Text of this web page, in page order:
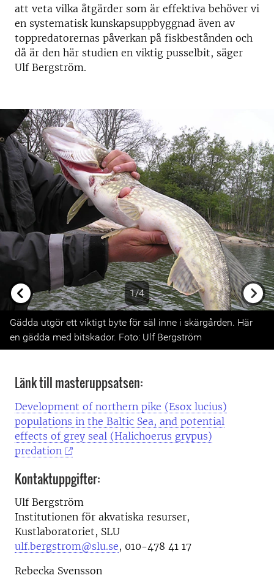
att veta vilka åtgärder som är effektiva behöver vi
en systematisk kunskapsuppbyggnad även av
toppredatorernas påverkan på fiskbestånden och
då är den här studien en viktig pusselbit, säger
Ulf Bergström.
1/4
Previous
Gädda utgör ett viktigt byte för säl inne i skärgården. Här
en gädda med bitskador. Foto: Ulf Bergström
Länk till masteruppsatsen:
Development of northern pike (Esox lucius)
populations in the Baltic Sea, and potential
effects of grey seal (Halichoerus grypus)
predation
Kontaktuppgifter:
Ulf Bergström
Institutionen för akvatiska resurser,
Kustlaboratoriet, SLU
ulf.bergstrom@slu.se, 010-478 41 17
Rebecka Svensson